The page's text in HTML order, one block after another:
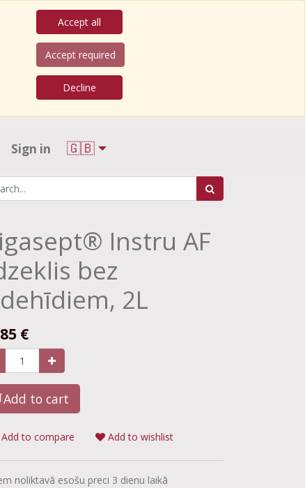
Accept all
Accept required
Decline
Sign in 🇬🇧
Instru AF
bez
2L
€
to cart
Add to compare Add to wishlist
noliktavā esošu preci 3 dienu laikā